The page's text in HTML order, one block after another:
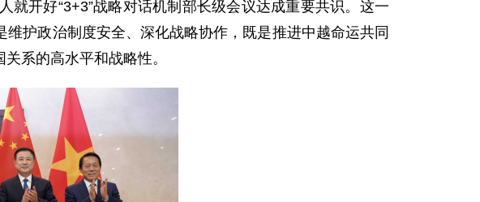
开好“3+3”战略对话机制部长级会议达成重要共识。这一
护政治制度安全、深化战略协作，既是推进中越命运共同
系的高水平和战略性。